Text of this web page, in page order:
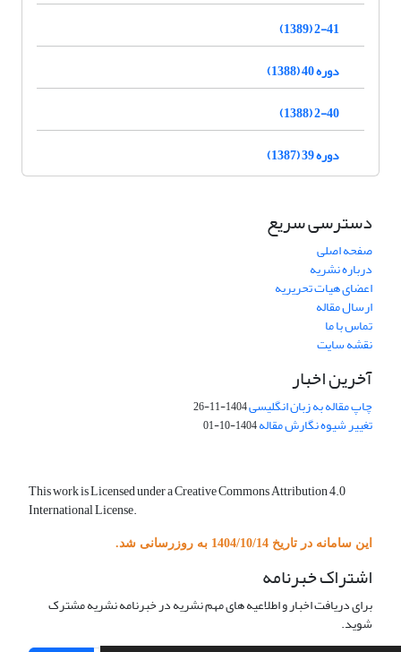
2-41 (1389)
دوره 40 (1388)
2-40 (1388)
دوره 39 (1387)
دسترسی سریع
صفحه اصلی
درباره نشریه
اعضای هیات تحریریه
ارسال مقاله
تماس با ما
نقشه سایت
آخرین اخبار
چاپ مقاله به زبان انگلیسی1404-11-26
تغییر شیوه نگارش مقاله1404-10-01
This work is Licensed under a Creative Commons Attribution 4.0
International License.
این سامانه در تاریخ 1404/10/14 به روزرسانی شد.
اشتراک خبرنامه
برای دریافت اخبار و اطلاعیه های مهم نشریه در خبرنامه نشریه مشترک
شوید.